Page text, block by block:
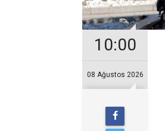
10:00
08 Ağustos 2026